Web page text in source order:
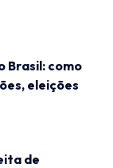
Brasil: como
eleições
de